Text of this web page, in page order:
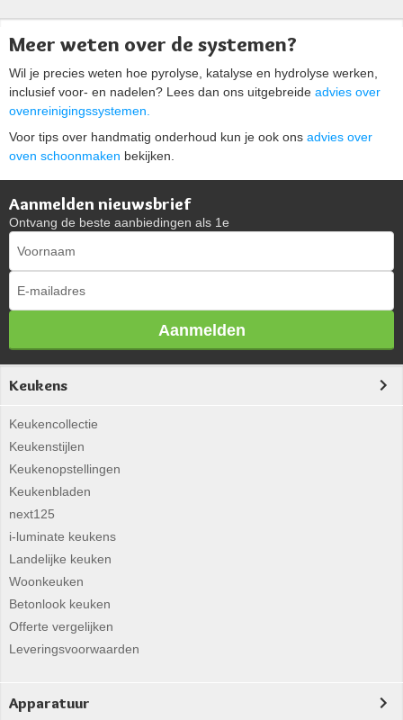
Meer weten over de systemen?
Wil je precies weten hoe pyrolyse, katalyse en hydrolyse werken,
inclusief voor- en nadelen? Lees dan ons uitgebreide advies over
ovenreinigingssystemen.
Voor tips over handmatig onderhoud kun je ook ons advies over
oven schoonmaken bekijken.
Aanmelden nieuwsbrief
Ontvang de beste aanbiedingen als 1e
Aanmelden
Keukens
Keukencollectie
Keukenstijlen
Keukenopstellingen
Keukenbladen
next125
i-luminate keukens
Landelijke keuken
Woonkeuken
Betonlook keuken
Offerte vergelijken
Leveringsvoorwaarden
Apparatuur